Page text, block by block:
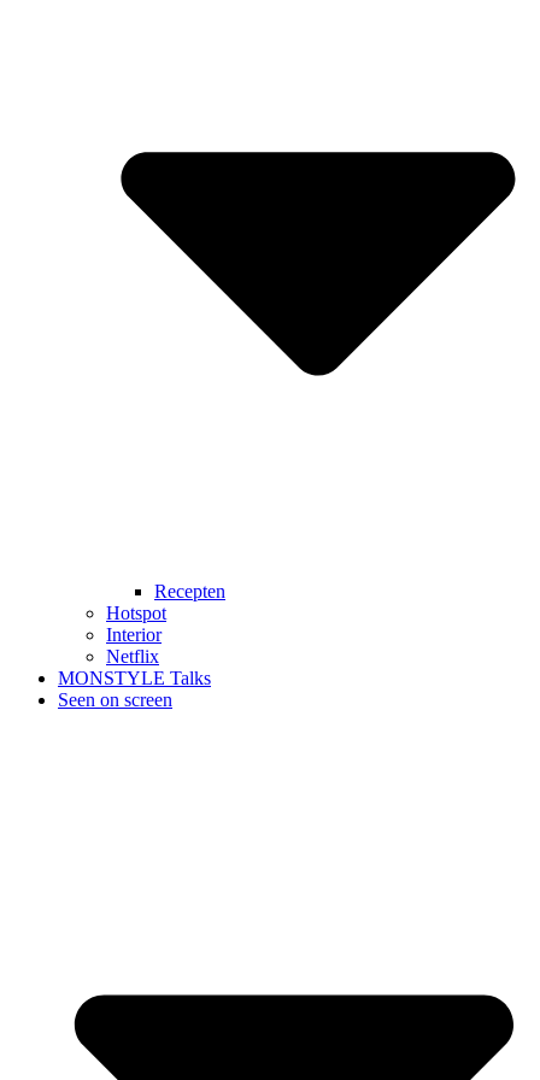
Recepten
Hotspot
Interior
Netflix
MONSTYLE Talks
Seen on screen